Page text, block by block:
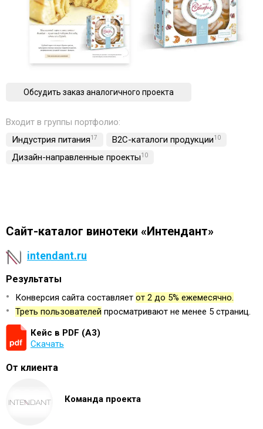
Обсудить заказ аналогичного проекта
Входит в группы портфолио:
Индустрия питания17 B2C-каталоги продукции10
Дизайн-направленные проекты10
Сайт-каталог винотеки «Интендант»
intendant.ru
Результаты
Конверсия сайта составляет от 2 до 5% ежемесячно.
Треть пользователей просматривают не менее 5 страниц.
Кейс в PDF (А3)
Скачать
От клиента
Команда проекта